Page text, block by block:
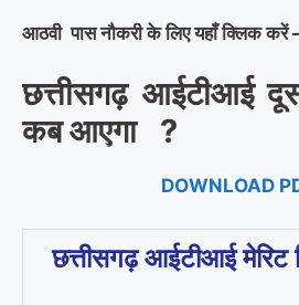
आठवी पास नौकरी के लिए यहाँ क्लिक करें
छत्तीसगढ़ आईटीआई
कब आएगा?
DOWNLOAD
छत्तीसगढ़ आईटीआई मेरिट